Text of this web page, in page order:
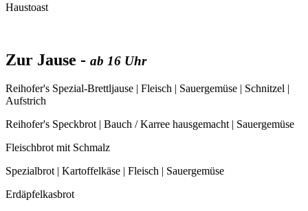
Haustoast
Zur Jause - ab 16 Uhr
Reihofer's Spezial-Brettljause | Fleisch | Sauergemüse | Schnitzel |
Aufstrich
Reihofer's Speckbrot | Bauch / Karree hausgemacht | Sauergemüse
Fleischbrot mit Schmalz
Spezialbrot | Kartoffelkäse | Fleisch | Sauergemüse
Erdäpfelkasbrot